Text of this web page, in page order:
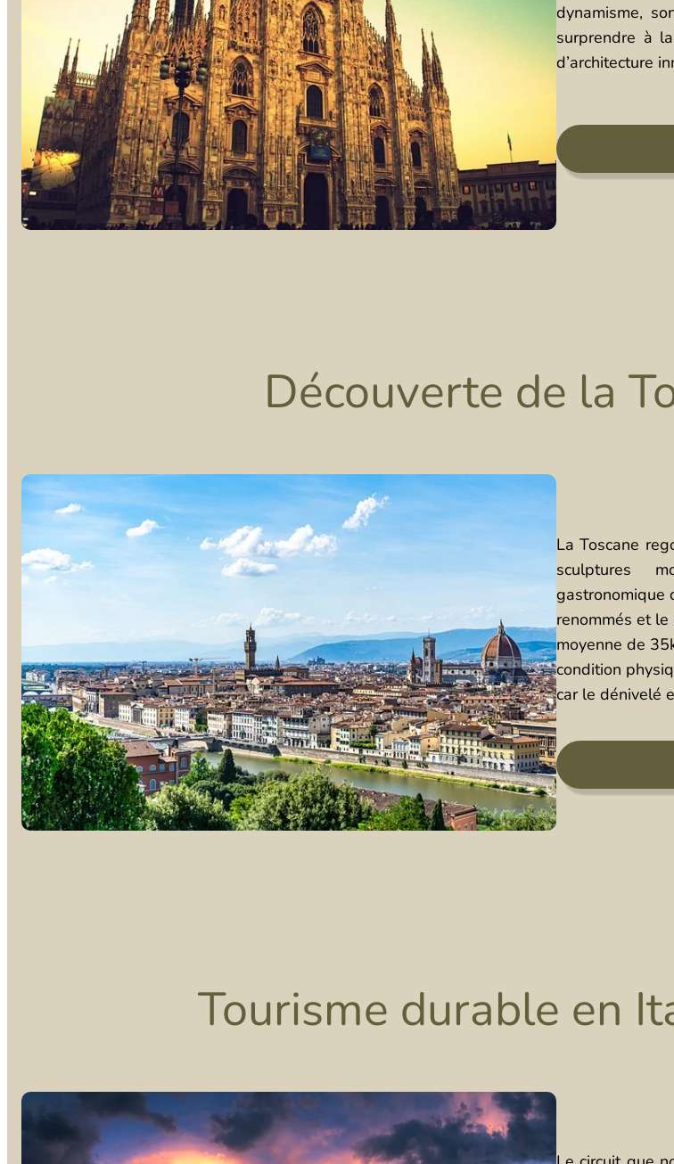
dynamisme,
surprendre à
d’architecture
Découverte de la
La Toscane
sculptures
gastronomique
renommés et
moyenne de
condition
car le dénivelé
Tourisme durable en